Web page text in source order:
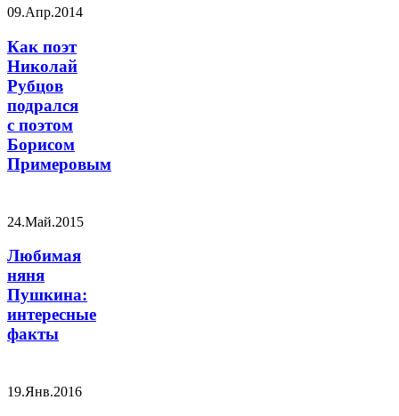
09.Апр.2014
Как поэт
Николай
Рубцов
подрался
с поэтом
Борисом
Примеровым
24.Май.2015
Любимая
няня
Пушкина:
интересные
факты
19.Янв.2016